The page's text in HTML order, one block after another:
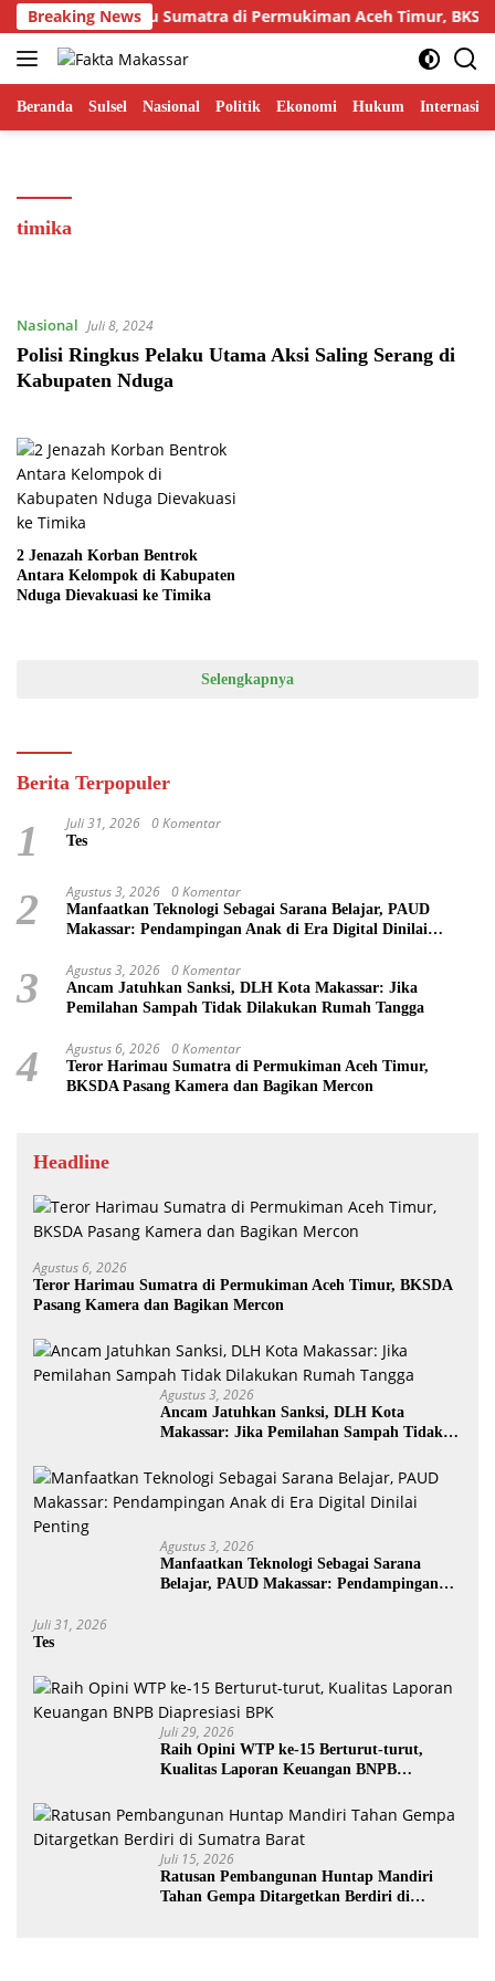
Langsung
ke
konten
Breaking News
Teror Harimau Sumatra di Permukiman Aceh Timur, BKSDA
Beranda Sulsel Nasional Politik Ekonomi Hukum
timika
Nasional Juli 8, 2024
Polisi Ringkus Pelaku Utama Aksi Saling Serang di
Kabupaten Nduga
2 Jenazah Korban Bentrok
Antara Kelompok di Kabupaten
Nduga Dievakuasi ke Timika
Selengkapnya
Berita Terpopuler
1 Juli 31, 2026 0 Komentar
Tes
2 Agustus 3, 2026 0 Komentar
Manfaatkan Teknologi Sebagai Sarana Belajar, PAUD
Makassar: Pendampingan Anak di Era Digital Dinilai
3 Agustus 3, 2026 0 Komentar
Ancam Jatuhkan Sanksi, DLH Kota Makassar: Jika
Pemilahan Sampah Tidak Dilakukan Rumah Tangga
4 Agustus 6, 2026 0 Komentar
Teror Harimau Sumatra di Permukiman Aceh Timur,
BKSDA Pasang Kamera dan Bagikan Mercon
Headline
Agustus 6, 2026
Teror Harimau Sumatra di Permukiman Aceh Timur, BKSDA
Pasang Kamera dan Bagikan Mercon
Agustus 3, 2026
Ancam Jatuhkan Sanksi, DLH Kota
Makassar: Jika Pemilahan Sampah Tidak
Agustus 3, 2026
Manfaatkan Teknologi Sebagai Sarana
Belajar, PAUD Makassar: Pendampingan
Juli 31, 2026
Tes
Juli 29, 2026
Raih Opini WTP ke-15 Berturut-turut,
Kualitas Laporan Keuangan BNPB
Juli 15, 2026
Ratusan Pembangunan Huntap Mandiri
Tahan Gempa Ditargetkan Berdiri di